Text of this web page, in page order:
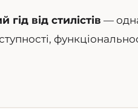
від стилістів —